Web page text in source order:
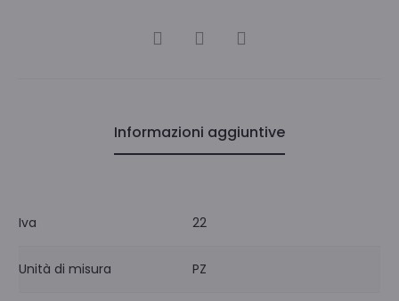
CONDIVIDI
Informazioni aggiuntive
Iva 22
Unità di misura PZ